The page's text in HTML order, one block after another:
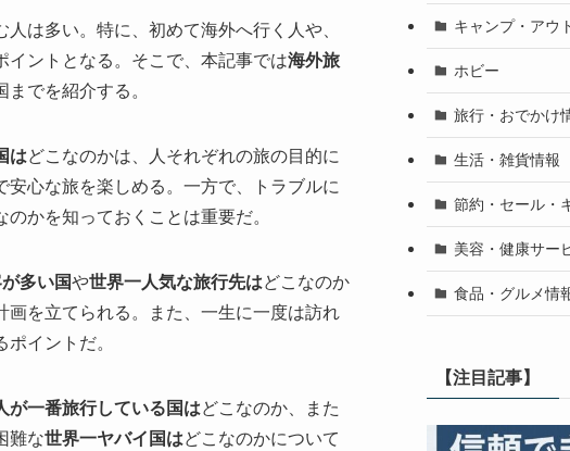
は多い。特に、初めて海外へ行く人や、
ントとなる。そこで、本記事では海外旅
でを紹介する。
はどこなのかは、人それぞれの旅の目的に
安心な旅を楽しめる。一方で、トラブルに
のかを知っておくことは重要だ。
多い国や世界一人気な旅行先はどこなのか
を立てられる。また、一生に一度は訪れ
イントだ。
が一番旅行している国はどこなのか、また
難な世界一ヤバイ国はどこなのかについて
キャンプ・アウ
ホビー
旅行・おでかけ
生活・雑貨情報
節約・セール・
美容・健康サー
食品・グルメ情
【注目記事】